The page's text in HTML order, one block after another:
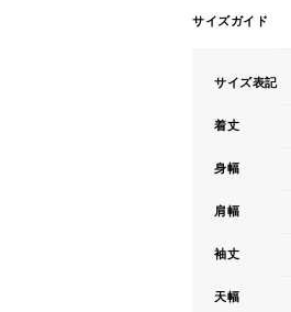
サイズガイド
サイズ表記
着丈
身幅
肩幅
袖丈
天幅